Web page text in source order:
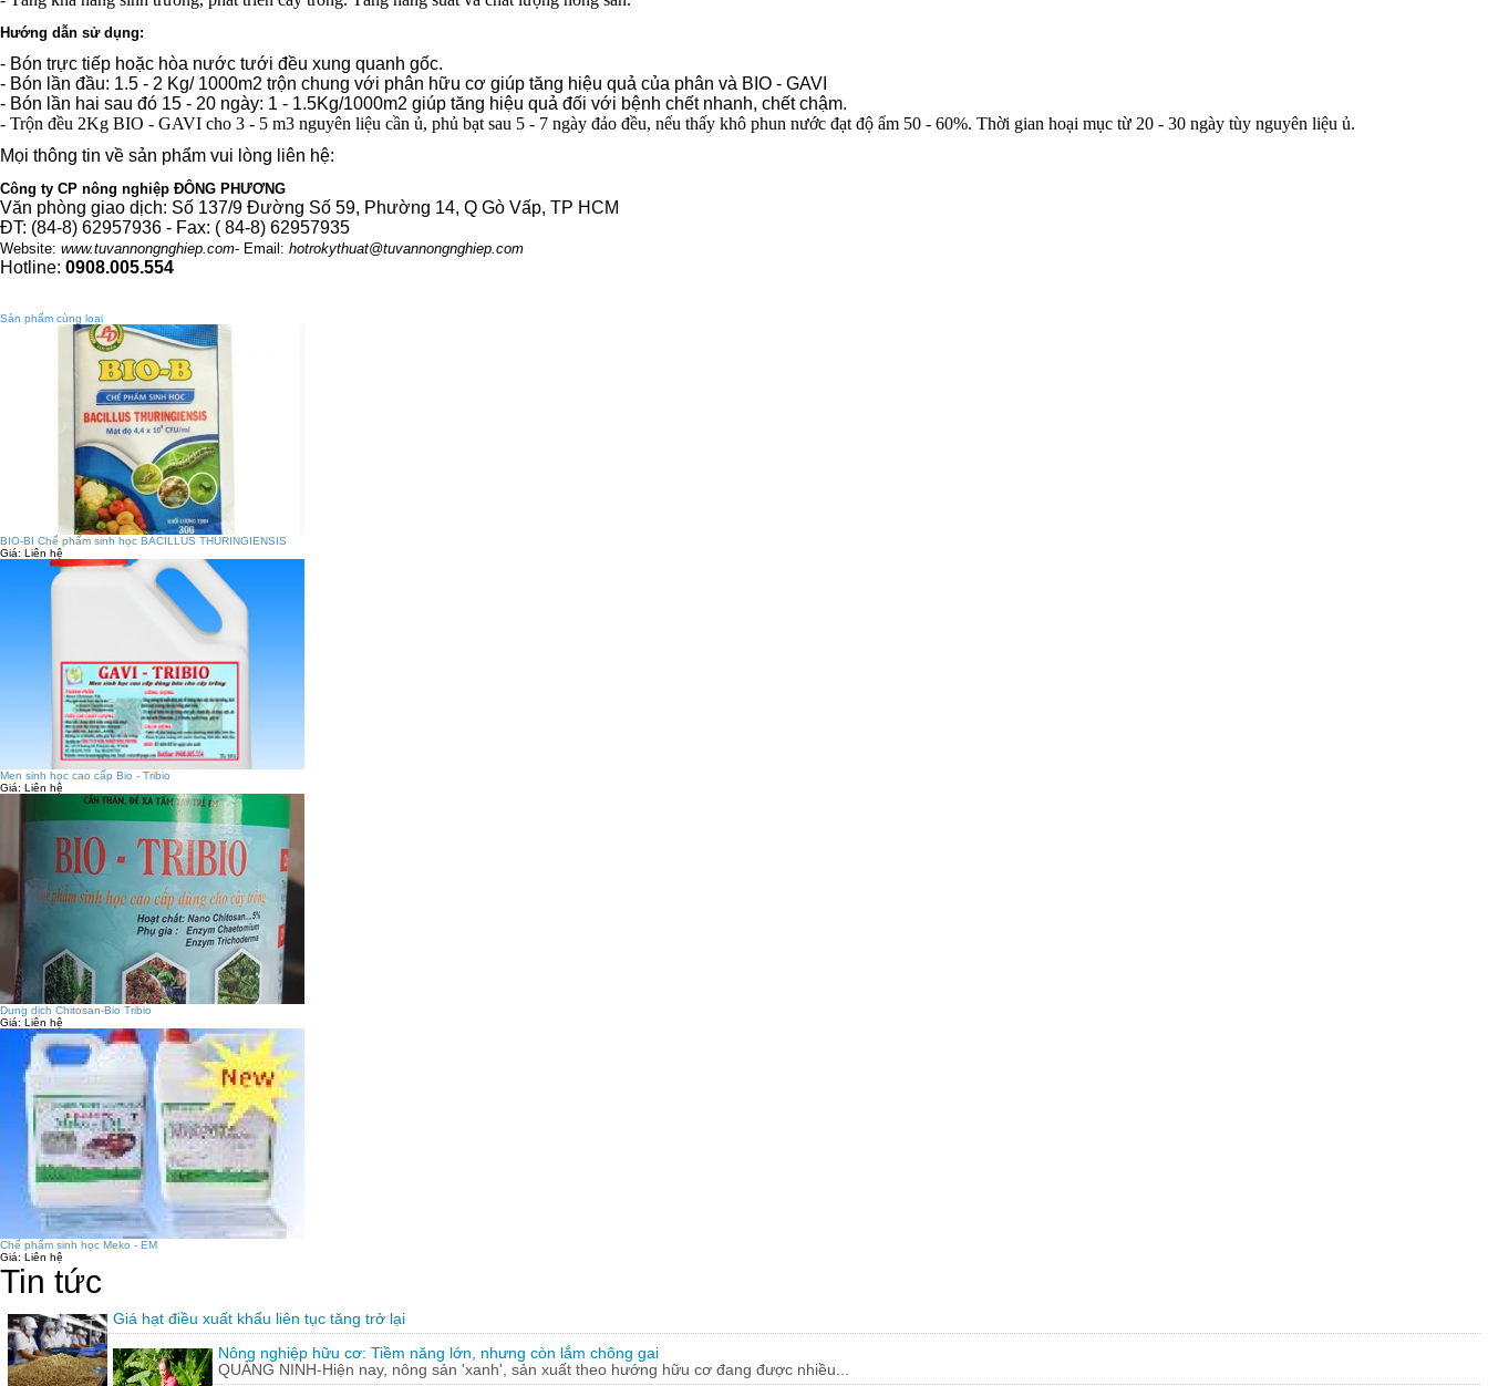
Hướng dẫn sử dụng:
- Bón trực tiếp hoặc hòa nước tưới đều xung quanh gốc.
- Bón lần đầu: 1.5 - 2 Kg/ 1000m2 trộn chung với phân hữu cơ giúp tăng hiệu quả của phân và BIO - GAVI
- Bón lần hai sau đó 15 - 20 ngày: 1 - 1.5Kg/1000m2 giúp tăng hiệu quả đối với bệnh chết nhanh, chết chậm.
- Trộn đều 2Kg BIO - GAVI cho 3 - 5 m3 nguyên liệu cần ủ, phủ bạt sau 5 - 7 ngày đảo đều, nếu thấy khô phun nước đạt độ ẩm 50 - 60%. Thời gian hoại mục từ 20 - 30 ngày tùy nguyên liệu ủ.
Mọi thông tin về sản phẩm vui lòng liên hệ:
Công ty CP nông nghiệp ĐÔNG PHƯƠNG
Văn phòng giao dịch: Số 137/9 Đường Số 59, Phường 14, Q Gò Vấp, TP HCM
ĐT: (84-8) 62957936 - Fax: ( 84-8) 62957935
Website: www.tuvannongnghiep.com- Email: hotrokythuat@tuvannongnghiep.com
Hotline: 0908.005.554
Sản phẩm cùng loại
BIO-BI Chế phẩm sinh học BACILLUS THURINGIENSIS
Giá: Liên hệ
Men sinh học cao cấp Bio - Tribio
Giá: Liên hệ
Dung dịch Chitosan-Bio Tribio
Giá: Liên hệ
Chế phẩm sinh học Meko - EM
Giá: Liên hệ
Tin tức
Giá hạt điều xuất khẩu liên tục tăng trở lại
Nông nghiệp hữu cơ: Tiềm năng lớn, nhưng còn lắm chông gai
QUẢNG NINH-Hiện nay, nông sản 'xanh', sản xuất theo hướng hữu cơ đang được nhiều...